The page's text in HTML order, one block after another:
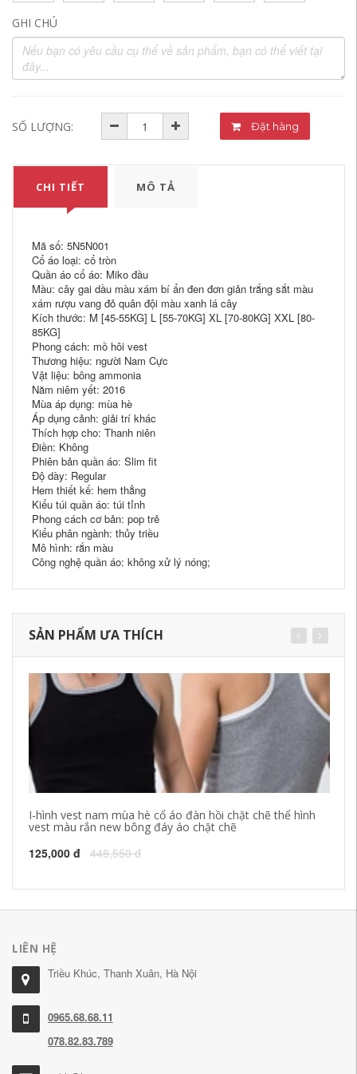
GHI CHÚ
SỐ LƯỢNG: Đặt hàng
CHI TIẾT MÔ TẢ
Mã số: 5N5N001
Cổ áo loại: cổ tròn
Quần áo cổ áo: Miko đầu
Màu: cây gai dầu màu xám bí ẩn đen đơn giản trắng sắt màu
xám rượu vang đỏ quân đội màu xanh lá cây
Kích thước: M [45-55KG] L [55-70KG] XL [70-80KG] XXL [80-
85KG]
Phong cách: mồ hôi vest
Thương hiệu: người Nam Cực
Vật liệu: bông ammonia
Năm niêm yết: 2016
Mùa áp dụng: mùa hè
Áp dụng cảnh: giải trí khác
Thích hợp cho: Thanh niên
Điền: Không
Phiên bản quần áo: Slim fit
Độ dày: Regular
Hem thiết kế: hem thẳng
Kiểu túi quần áo: túi tỉnh
Phong cách cơ bản: pop trẻ
Kiểu phân ngành: thủy triều
Mô hình: rắn màu
Công nghệ quần áo: không xử lý nóng;
SẢN PHẨM ƯA THÍCH
I-hình vest nam mùa hè cổ áo đàn hồi chặt chẽ thể hình
vest màu rắn new bông đáy áo chặt chẽ
125,000 đ 448,550 đ
LIÊN HỆ
Triều Khúc, Thanh Xuân, Hà Nội
0965.68.68.11
078.82.83.789